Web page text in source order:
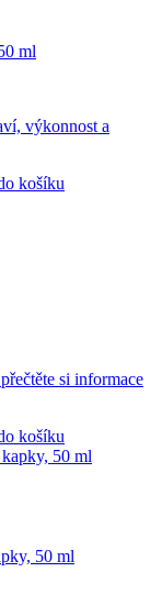
ml
výkonnost a
košíku
si informace
košíku
50 ml